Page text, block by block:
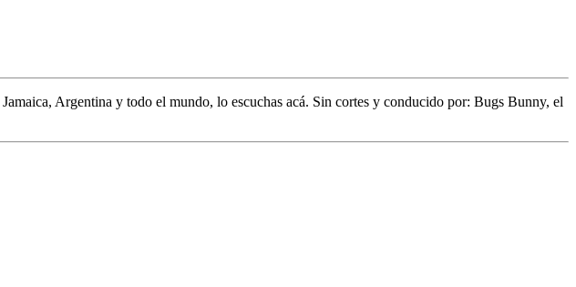
Jamaica, Argentina y todo el mundo, lo escuchas acá. Sin cortes y conducido por: Bugs Bunny, el